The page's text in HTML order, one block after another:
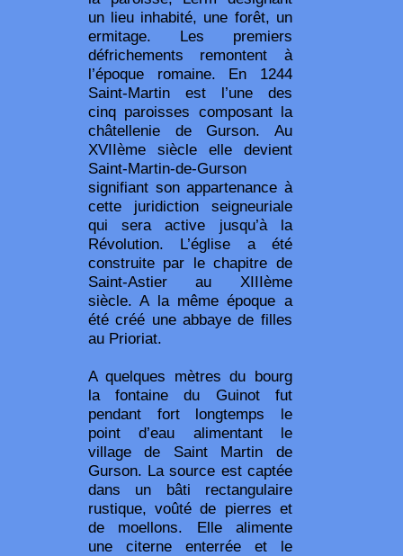
un lieu inhabité, une forêt, un
ermitage. Les premiers
défrichements remontent à
l’époque romaine. En 1244
Saint-Martin est l’une des
cinq paroisses composant la
châtellenie de Gurson. Au
XVIIème siècle elle devient
Saint-Martin-de-Gurson
signifiant son appartenance à
cette juridiction seigneuriale
qui sera active jusqu’à la
Révolution. L’église a été
construite par le chapitre de
Saint-Astier au XIIIème
siècle. A la même époque a
été créé une abbaye de filles
au Prioriat.
A quelques mètres du bourg
la fontaine du Guinot fut
pendant fort longtemps le
point d’eau alimentant le
village de Saint Martin de
Gurson. La source est captée
dans un bâti rectangulaire
rustique, voûté de pierres et
de moellons. Elle alimente
une citerne enterrée et le